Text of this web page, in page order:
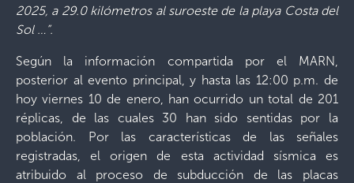
2025, a 29.0 kilómetros al suroeste de la playa Costa del
Sol …”.
Según la información compartida por el MARN,
posterior al evento principal, y hasta las 12:00 p.m. de
hoy viernes 10 de enero, han ocurrido un total de 201
réplicas, de las cuales 30 han sido sentidas por la
población. Por las características de las señales
registradas, el origen de esta actividad sísmica es
atribuido al proceso de subducción de las placas